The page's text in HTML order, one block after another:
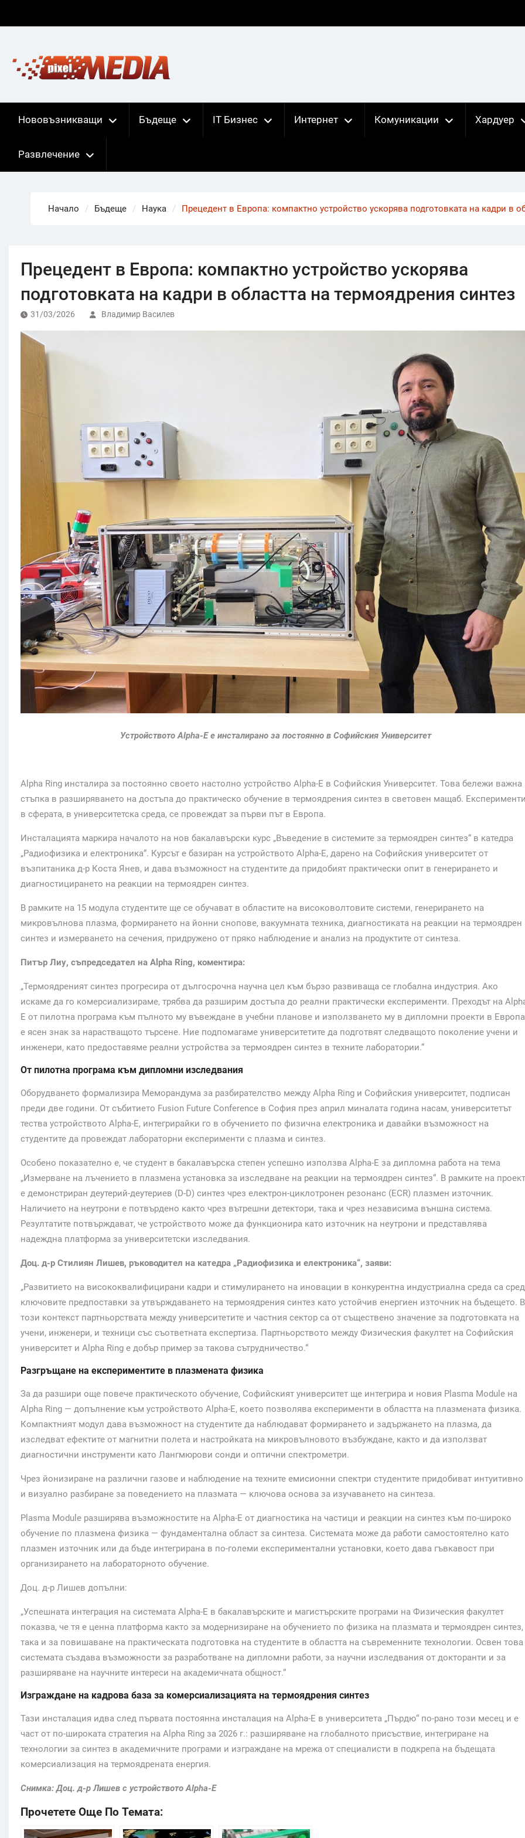
Нововъзникващи Бъдеще IT Бизнес Интернет Комуникации Хардуер
Развлечение
Начало Бъдеще Наука Прецедент в Европа: компактно устройство ускорява подготовката на кадри в
Прецедент в Европа: компактно устройство ускорява
подготовката на кадри в областта на термоядрения синтез
31/03/2026 Владимир Василев
УстройствотоAlpha-Eе инсталирано за постоянно в Софийския Университет
Alpha Ring инсталира за постоянно своето настолно устройство Alpha-E в Софийския Университет. Това бележи важна
стъпка в разширяването на достъпа до практическо обучение в термоядрения синтез в световен мащаб.
в сферата, в университетска среда, се провеждат за първи път в Европа.
Инсталацията маркира началото на нов бакалавърски курс „Въведение в системите за термоядрен синтез“ в катедра
„Радиофизика и електроника“. Курсът е базиран на устройството Alpha-E, дарено на Софийския университет от
възпитаника д-р Коста Янев, и дава възможност на студентите да придобият практически опит в генерирането и
диагностицирането на реакции на термоядрен синтез.
В рамките на 15 модула студентите ще се обучават в областите на високоволтовите системи, генерирането на
микровълнова плазма, формирането на йонни снопове, вакуумната техника, диагностиката на реакции на термоядрен
синтез и измерването на сечения, придружено от пряко наблюдение и анализ на продуктите от синтеза.
Питър Лиу, съпредседател на Alpha Ring, коментира:
„Термоядреният синтез прогресира от дългосрочна научна цел към бързо развиваща се глобална индустрия. Ако
искаме да го комерсиализираме, трябва да разширим достъпа до реални практически експерименти. Преходът на
E от пилотна програма към пълното му въвеждане в учебни планове и използването му в дипломни проекти в Европа
е ясен знак за нарастващото търсене. Ние подпомагаме университетите да подготвят следващото поколение учени и
инженери, като предоставяме реални устройства за термоядрен синтез в техните лаборатории.“
От пилотна програма към дипломни изследвания
Оборудването формализира Меморандума за разбирателство между Alpha Ring и Софийския университет, подписан
преди две години. От събитието Fusion Future Conference в София през април миналата година насам, университетът
тества устройството Alpha-E, интегрирайки го в обучението по физична електроника и давайки възможност на
студентите да провеждат лабораторни експерименти с плазма и синтез.
Особено показателно е, че студент в бакалавърска степен успешно използва Alpha-E за дипломна работа на тема
„Измерване на лъчението в плазмена установка за изследване на реакции на термоядрен синтез“. В рамките на
е демонстриран деутерий-деутериев (D-D) синтез чрез електрон-циклотронен резонанс (ECR) плазмен източник.
Наличието на неутрони е потвърдено както чрез вътрешни детектори, така и чрез независима външна система.
Резултатите потвърждават, че устройството може да функционира като източник на неутрони и представлява
надеждна платформа за университетски изследвания.
Доц. д-р Стилиян Лишев, ръководител на катедра „Радиофизика и електроника“, заяви:
„Развитието на висококвалифицирани кадри и стимулирането на иновации в конкурентна индустриална среда са сред
ключовите предпоставки за утвърждаването на термоядрения синтез като устойчив енергиен източник на бъдещето. В
този контекст партньорствата между университетите и частния сектор са от съществено значение за подготовката на
учени, инженери, и техници със съответната експертиза. Партньорството между Физическия факултет на Софийския
университет и Alpha Ring е добър пример за такова сътрудничество.“
Разгръщане на експериментите в плазмената физика
За да разшири още повече практическото обучение, Софийският университет ще интегрира и новия Plasma Module на
Alpha Ring — допълнение към устройството Alpha-E, което позволява експерименти в областта на плазмената физика.
Компактният модул дава възможност на студентите да наблюдават формирането и задържането на плазма, да
изследват ефектите от магнитни полета и настройката на микровълновото възбуждане, както и да използват
диагностични инструменти като Лангмюрови сонди и оптични спектрометри.
Чрез йонизиране на различни газове и наблюдение на техните емисионни спектри студентите придобиват интуитивно
и визуално разбиране за поведението на плазмата — ключова основа за изучаването на синтеза.
Plasma Module разширява възможностите на Alpha-E от диагностика на частици и реакции на синтез към по-широко
обучение по плазмена физика — фундаментална област за синтеза. Системата може да работи самостоятелно като
плазмен източник или да бъде интегрирана в по-големи експериментални установки, което дава гъвкавост при
организирането на лабораторното обучение.
Доц. д-р Лишев допълни:
„Успешната интеграция на системата Alpha-E в бакалавърските и магистърските програми на Физическия факултет
показва, че тя е ценна платформа както за модернизиране на обучението по физика на плазмата и термоядрен синтез,
така и за повишаване на практическата подготовка на студентите в областта на съвременните технологии. Освен това
системата създава възможности за разработване на дипломни работи, за научни изследвания от докторанти и за
разширяване на научните интереси на академичната общност.“
Изграждане на кадрова база за комерсиализацията на термоядрения синтез
Тази инсталация идва след първата постоянна инсталация на Alpha-E в университета „Пърдю“ по-рано този месец и е
част от по-широката стратегия на Alpha Ring за 2026 г.: разширяване на глобалното присъствие, интегриране на
технологии за синтез в академичните програми и изграждане на мрежа от специалисти в подкрепа на бъдещата
комерсиализация на термоядрената енергия.
Снимка:Доц. д-р Лишев с устройствотоAlpha-E
Прочетете Още По Темата: